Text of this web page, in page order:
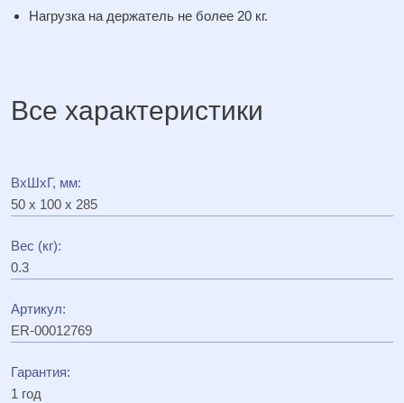
Нагрузка на держатель не более 20 кг.
Все характеристики
ВхШхГ, мм:
50 x 100 x 285
Вес (кг):
0.3
Артикул:
ER-00012769
Гарантия:
1 год